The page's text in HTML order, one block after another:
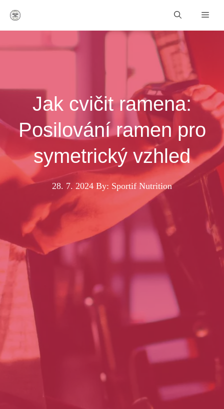
Jak cvičit ramena:
Posilování ramen pro
symetrický vzhled
28. 7. 2024 By: Sportif Nutrition